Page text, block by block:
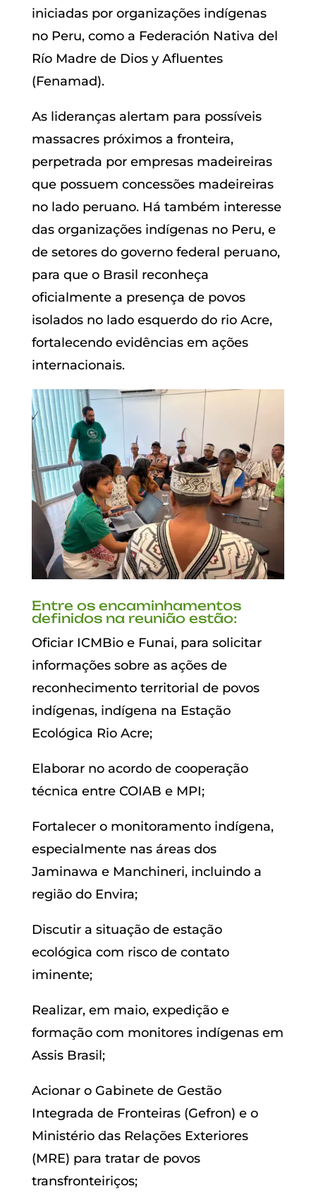
iniciadas por organizações indígenas
no Peru, como a Federación Nativa del
Río Madre de Dios y Afluentes
(Fenamad).
As lideranças alertam para possíveis
massacres próximos a fronteira,
perpetrada por empresas madeireiras
que possuem concessões madeireiras
no lado peruano. Há também interesse
das organizações indígenas no Peru, e
de setores do governo federal peruano,
para que o Brasil reconheça
oficialmente a presença de povos
isolados no lado esquerdo do rio Acre,
fortalecendo evidências em ações
internacionais.
Entre os encaminhamentos
definidos na reunião estão:
Oficiar ICMBio e Funai, para solicitar
informações sobre as ações de
reconhecimento territorial de povos
indígenas, indígena na Estação
Ecológica Rio Acre;
Elaborar no acordo de cooperação
técnica entre COIAB e MPI;
Fortalecer o monitoramento indígena,
especialmente nas áreas dos
Jaminawa e Manchineri, incluindo a
região do Envira;
Discutir a situação de estação
ecológica com risco de contato
iminente;
Realizar, em maio, expedição e
formação com monitores indígenas em
Assis Brasil;
Acionar o Gabinete de Gestão
Integrada de Fronteiras (Gefron) e o
Ministério das Relações Exteriores
(MRE) para tratar de povos
transfronteiriços;